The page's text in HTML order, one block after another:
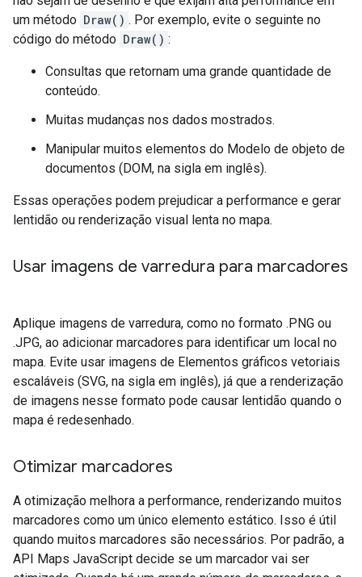
um método Draw() . Por exemplo, evite o seguinte no
código do método Draw() :
Consultas que retornam uma grande quantidade de
conteúdo.
Muitas mudanças nos dados mostrados.
Manipular muitos elementos do Modelo de objeto de
documentos (DOM, na sigla em inglês).
Essas operações podem prejudicar a performance e gerar
lentidão ou renderização visual lenta no mapa.
Usar imagens de varredura para marcadores
Aplique imagens de varredura, como no formato .PNG ou
.JPG, ao adicionar marcadores para identificar um local no
mapa. Evite usar imagens de Elementos gráficos vetoriais
escaláveis (SVG, na sigla em inglês), já que a renderização
de imagens nesse formato pode causar lentidão quando o
mapa é redesenhado.
Otimizar marcadores
A otimização melhora a performance, renderizando muitos
marcadores como um único elemento estático. Isso é útil
quando muitos marcadores são necessários. Por padrão, a
API Maps JavaScript decide se um marcador vai ser